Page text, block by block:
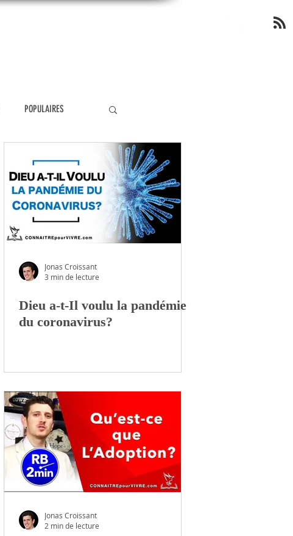
POPULAIRES
THÉOLOGIE
MIRACLES
Jonas Croissant
3 min de lecture
Dieu a-t-Il voulu la pandémie
du coronavirus?
Jonas Croissant
2 min de lecture